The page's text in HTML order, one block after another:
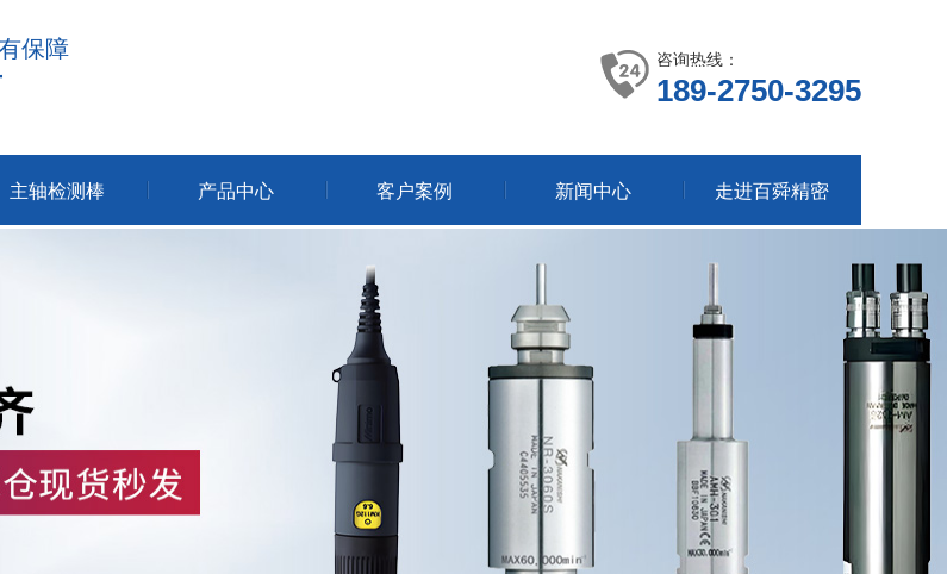
保障 咨询热线：
189-2750-3295
主轴检测棒 产品中心 客户案例 新闻中心 走进百舜精密